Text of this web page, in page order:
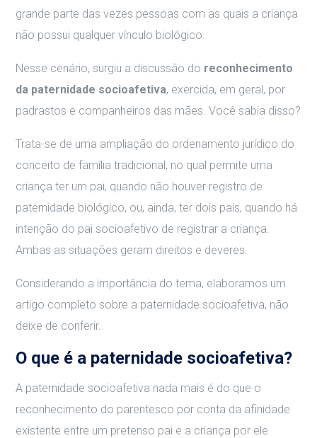
grande parte das vezes pessoas com as quais a criança
não possui qualquer vínculo biológico.
Nesse cenário, surgiu a discussão do reconhecimento
da paternidade socioafetiva, exercida, em geral, por
padrastos e companheiros das mães. Você sabia disso?
Trata-se de uma ampliação do ordenamento jurídico do
conceito de família tradicional, no qual permite uma
criança ter um pai, quando não houver registro de
paternidade biológico, ou, ainda, ter dois pais, quando há
intenção do pai socioafetivo de registrar a criança.
Ambas as situações geram direitos e deveres.
Considerando a importância do tema, elaboramos um
artigo completo sobre a paternidade socioafetiva, não
deixe de conferir.
O que é a paternidade socioafetiva?
A paternidade socioafetiva nada mais é do que o
reconhecimento do parentesco por conta da afinidade
existente entre um pretenso pai e a criança por ele